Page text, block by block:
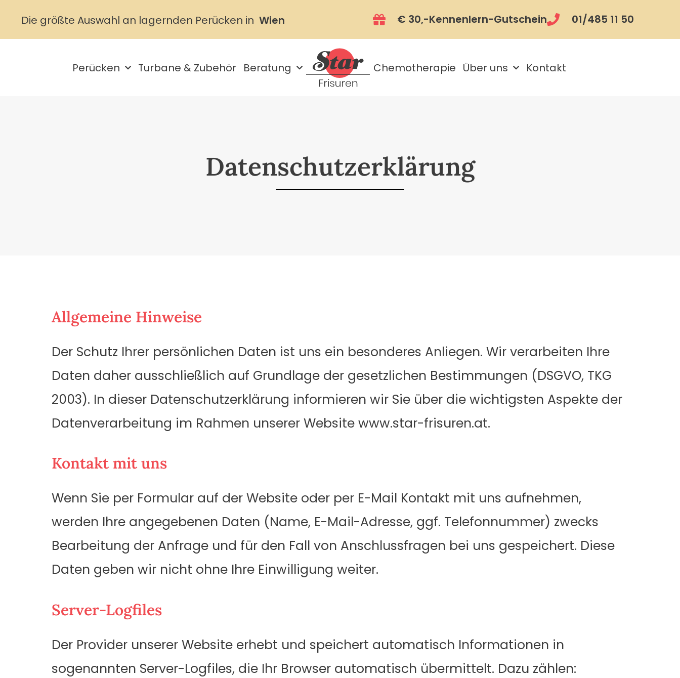
Die größte Auswahl an lagernden Perücken in Wien € 30,-Kennenlern-Gutschein 01/485 11 50
Perücken Turbane & Zubehör Beratung Chemotherapie Über uns Kontakt
Datenschutzerklärung
Allgemeine Hinweise
Der Schutz Ihrer persönlichen Daten ist uns ein besonderes Anliegen. Wir verarbeiten Ihre
Daten daher ausschließlich auf Grundlage der gesetzlichen Bestimmungen (DSGVO, TKG
2003). In dieser Datenschutzerklärung informieren wir Sie über die wichtigsten Aspekte der
Datenverarbeitung im Rahmen unserer Website www.star-frisuren.at.
Kontakt mit uns
Wenn Sie per Formular auf der Website oder per E-Mail Kontakt mit uns aufnehmen,
werden Ihre angegebenen Daten (Name, E-Mail-Adresse, ggf. Telefonnummer) zwecks
Bearbeitung der Anfrage und für den Fall von Anschlussfragen bei uns gespeichert. Diese
Daten geben wir nicht ohne Ihre Einwilligung weiter.
Server-Logfiles
Der Provider unserer Website erhebt und speichert automatisch Informationen in
sogenannten Server-Logfiles, die Ihr Browser automatisch übermittelt. Dazu zählen: